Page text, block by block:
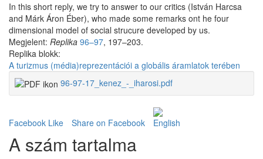
In this short reply, we try to answer to our critics (István Harcsa
and Márk Áron Éber), who made some remarks ont he four
dimensional model of social strucure developed by us.
Megjelent: Replika 96–97, 197–203.
Replika blokk:
A turizmus (média)reprezentációi a globális áramlatok terében
96-97-17_kenez_-_iharosi.pdf
Facebook Like Share on Facebook
A szám tartalma